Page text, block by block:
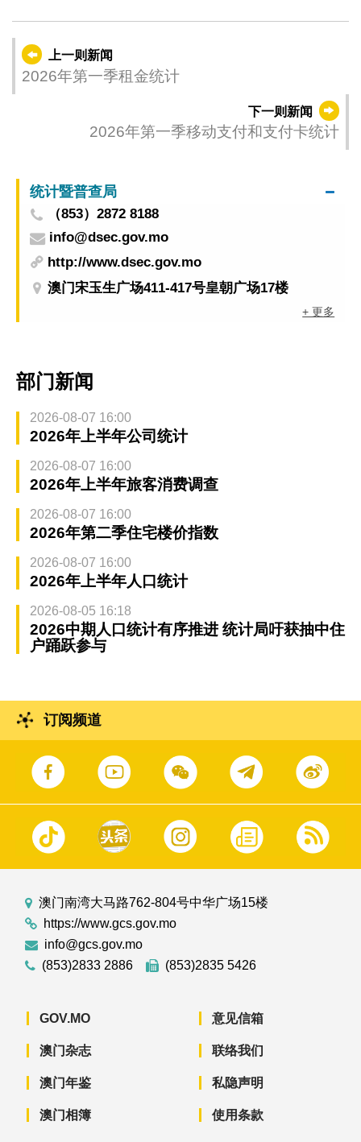
上一则新闻
2026年第一季租金统计
下一则新闻
2026年第一季移动支付和支付卡统计
统计暨普查局
（853）2872 8188
info@dsec.gov.mo
http://www.dsec.gov.mo
澳门宋玉生广场411-417号皇朝广场17楼
+ 更多
部门新闻
2026-08-07 16:00
2026年上半年公司统计
2026-08-07 16:00
2026年上半年旅客消费调查
2026-08-07 16:00
2026年第二季住宅楼价指数
2026-08-07 16:00
2026年上半年人口统计
2026-08-05 16:18
2026中期人口统计有序推进 统计局吁获抽中住
户踊跃参与
订阅频道
澳门南湾大马路762-804号中华广场15楼
https://www.gcs.gov.mo
info@gcs.gov.mo
(853)2833 2886
(853)2835 5426
GOV.MO
澳门杂志
澳门年鉴
澳门相簿
意见信箱
联络我们
私隐声明
使用条款